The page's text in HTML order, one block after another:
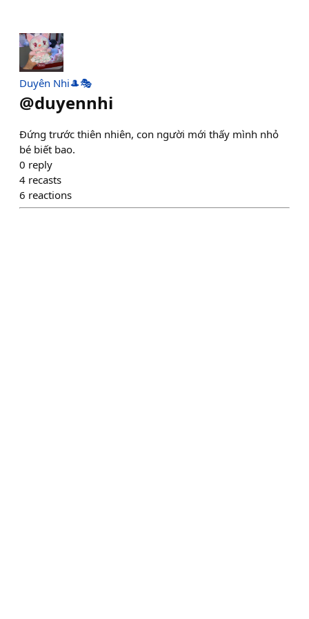
Duyên Nhi🎩🎭
@duyennhi
Đứng trước thiên nhiên, con người mới thấy mình nhỏ
bé biết bao.
0 reply
4 recasts
6 reactions